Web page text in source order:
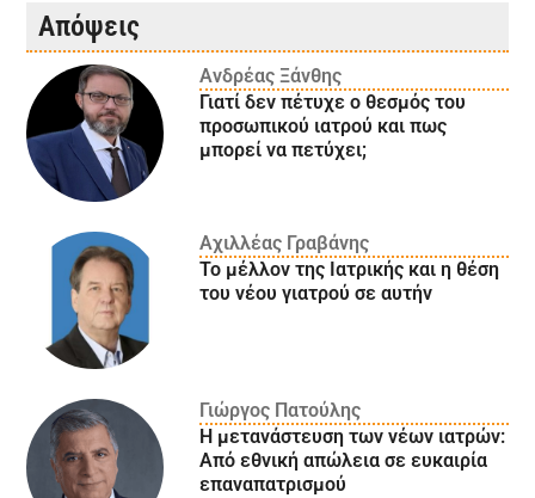
Απόψεις
Ανδρέας Ξάνθης
Γιατί δεν πέτυχε ο θεσμός του
προσωπικού ιατρού και πως
μπορεί να πετύχει;
Αχιλλέας Γραβάνης
Το μέλλον της Ιατρικής και η θέση
του νέου γιατρού σε αυτήν
Γιώργος Πατούλης
Η μετανάστευση των νέων ιατρών:
Aπό εθνική απώλεια σε ευκαιρία
επαναπατρισμού